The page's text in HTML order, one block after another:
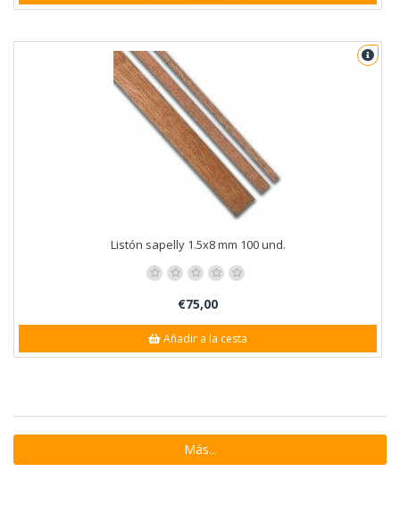
Listón sapelly 1.5x8 mm 100 und.
€75,00
Añadir a la cesta
Más...